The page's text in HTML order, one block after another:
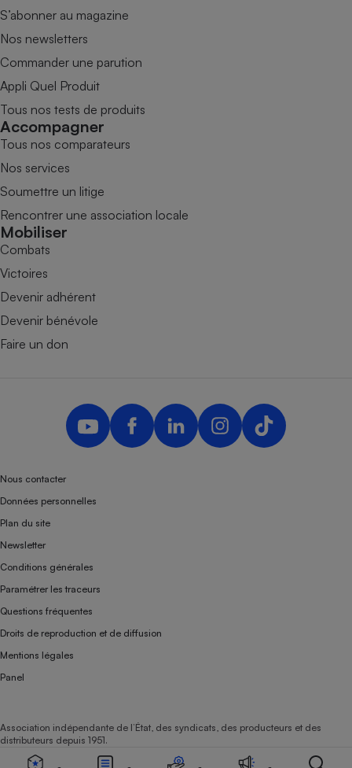
S’abonner au magazine
Nos newsletters
Commander une parution
Appli Quel Produit
Tous nos tests de produits
Accompagner
Tous nos comparateurs
Nos services
Soumettre un litige
Rencontrer une association locale
Mobiliser
Combats
Victoires
Devenir adhérent
Devenir bénévole
Faire un don
Nous contacter
Données personnelles
Plan du site
Newsletter
Conditions générales
Paramétrer les traceurs
Questions fréquentes
Droits de reproduction et de diffusion
Mentions légales
Panel
Association indépendante de l’État, des syndicats, des producteurs et des
distributeurs depuis 1951.